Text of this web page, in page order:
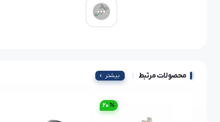
محصولات مرتبط بیشتر
20